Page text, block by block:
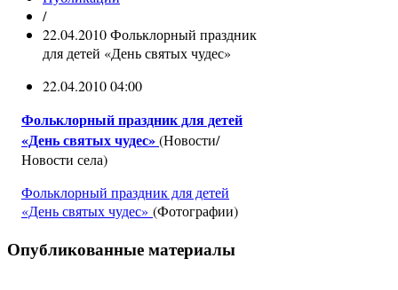
/
22.04.2010 Фольклорный праздник
для детей «День святых чудес»
22.04.2010 04:00
Фольклорный праздник для детей
«День святых чудес»(Новости/
Новости села)
Фольклорный праздник для детей
«День святых чудес» (Фотографии)
Опубликованные материалы